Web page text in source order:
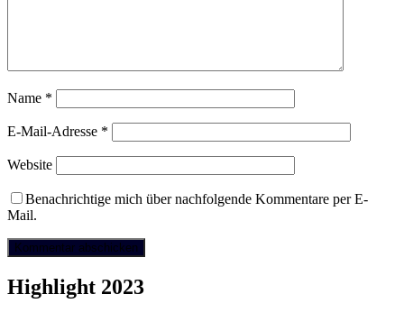
Name *
E-Mail-Adresse *
Website
Benachrichtige mich über nachfolgende Kommentare per E-
Mail.
Highlight 2023